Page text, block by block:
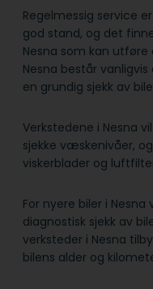
Regelmessig service
god stand, og det
Nesna som kan utføre
Nesna består
en grundig sjekk av
Verkstedene i Nesna
sjekke væskenivåer,
viskerblader og
For nyere biler i
diagnostisk sjekk av
verksteder i Nesna
bilens alder og